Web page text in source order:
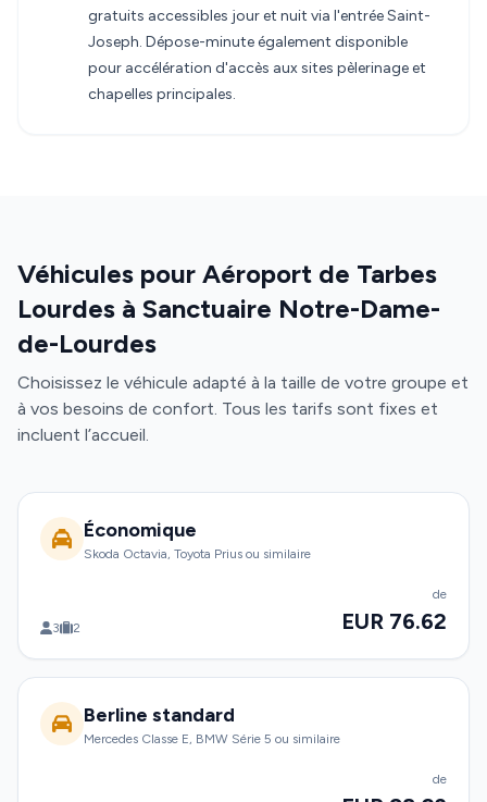
gratuits accessibles jour et nuit via l'entrée Saint-
Joseph. Dépose-minute également disponible
pour accélération d'accès aux sites pèlerinage et
chapelles principales.
Véhicules pour Aéroport de Tarbes
Lourdes à Sanctuaire Notre-Dame-
de-Lourdes
Choisissez le véhicule adapté à la taille de votre groupe et
à vos besoins de confort. Tous les tarifs sont fixes et
incluent l’accueil.
Économique
Skoda Octavia, Toyota Prius ou similaire
3 2
de
EUR 76.62
Berline standard
Mercedes Classe E, BMW Série 5 ou similaire
de